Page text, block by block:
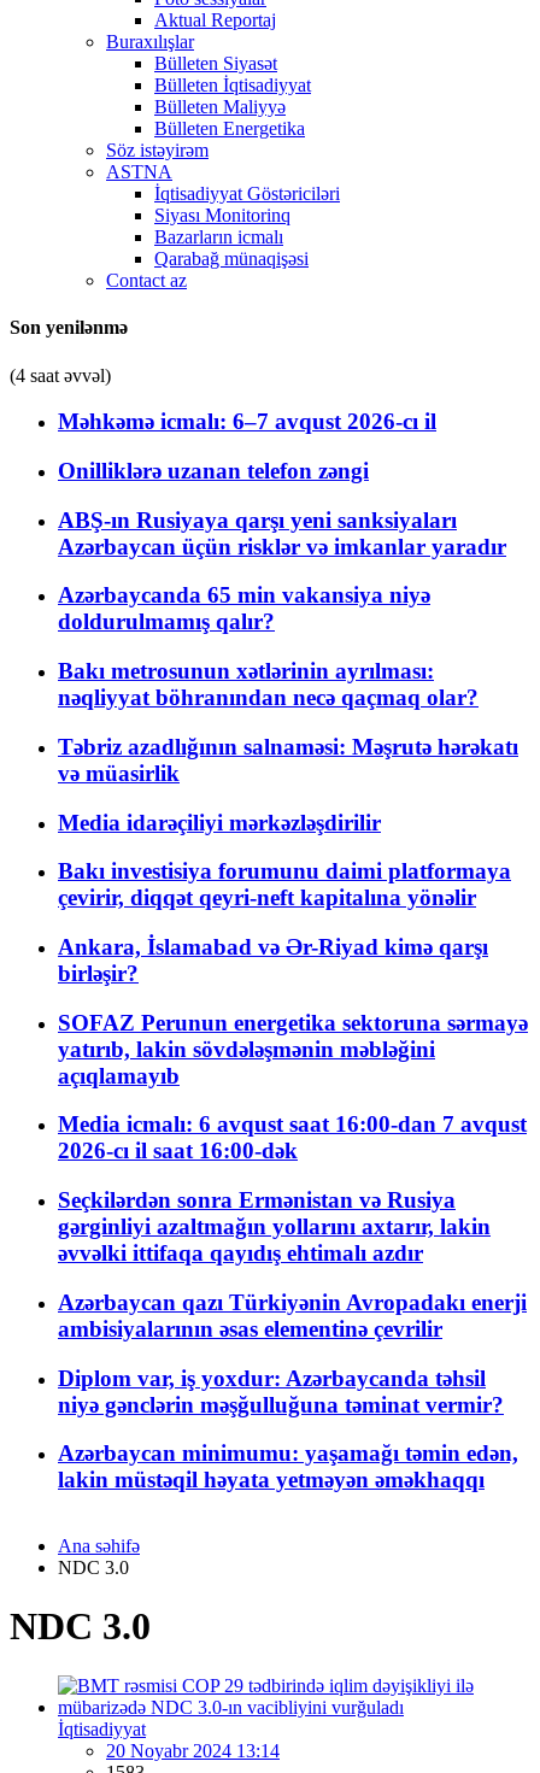
Aktual Reportaj
Buraxılışlar
Bülleten Siyasət
Bülleten İqtisadiyyat
Bülleten Maliyyə
Bülleten Energetika
Söz istəyirəm
ASTNA
İqtisadiyyat Göstəriciləri
Siyası Monitorinq
Bazarların icmalı
Qarabağ münaqişəsi
Contact az
Son yenilənmə
(4 saat əvvəl)
Məhkəmə icmalı: 6–7 avqust 2026-cı il
Onilliklərə uzanan telefon zəngi
ABŞ-ın Rusiyaya qarşı yeni sanksiyaları
Azərbaycan üçün risklər və imkanlar yaradır
Azərbaycanda 65 min vakansiya niyə
doldurulmamış qalır?
Bakı metrosunun xətlərinin ayrılması:
nəqliyyat böhranından necə qaçmaq olar?
Təbriz azadlığının salnaməsi: Məşrutə hərəkatı
və müasirlik
Media idarəçiliyi mərkəzləşdirilir
Bakı investisiya forumunu daimi platformaya
çevirir, diqqət qeyri-neft kapitalına yönəlir
Ankara, İslamabad və Ər-Riyad kimə qarşı
birləşir?
SOFAZ Perunun energetika sektoruna sərmayə
yatırıb, lakin sövdələşmənin məbləğini
açıqlamayıb
Media icmalı: 6 avqust saat 16:00-dan 7 avqust
2026-cı il saat 16:00-dək
Seçkilərdən sonra Ermənistan və Rusiya
gərginliyi azaltmağın yollarını axtarır, lakin
əvvəlki ittifaqa qayıdış ehtimalı azdır
Azərbaycan qazı Türkiyənin Avropadakı enerji
ambisiyalarının əsas elementinə çevrilir
Diplom var, iş yoxdur: Azərbaycanda təhsil
niyə gənclərin məşğulluğuna təminat vermir?
Azərbaycan minimumu: yaşamağı təmin edən,
lakin müstəqil həyata yetməyən əməkhaqqı
Ana səhifə
NDC 3.0
NDC 3.0
İqtisadiyyat
20 Noyabr 2024 13:14